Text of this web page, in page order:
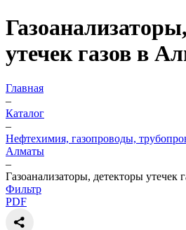
утечек газов в
Главная
–
Каталог
–
Нефтехимия, газопроводы,
Алматы
–
Газоанализаторы, детекторы утечек
Фильтр
PDF